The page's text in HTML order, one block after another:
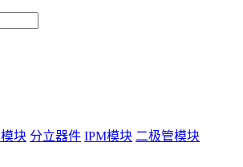
块 分立器件 IPM模块 二极管模块